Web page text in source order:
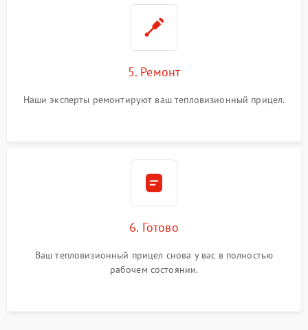
5. Ремонт
Наши эксперты ремонтируют ваш тепловизионный прицел.
6. Готово
Ваш тепловизионный прицел снова у вас в полностью
рабочем состоянии.